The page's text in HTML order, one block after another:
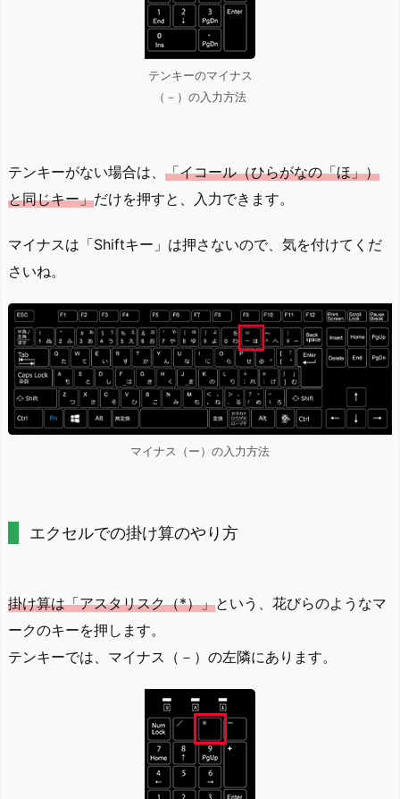
テンキーのマイナス
（－）の入力方法
テンキーがない場合は、 「イコール（ひらがなの「ほ」）
と同じキー」だけを押すと、入力できます。
マイナスは「Shiftキー」は押さないので、気を付けてくだ
さいね。
マイナス（ー）の入力方法
エクセルでの掛け算のやり方
掛け算は「アスタリスク（*）」という、花びらのようなマ
ークのキーを押します。
テンキーでは、マイナス（－）の左隣にあります。